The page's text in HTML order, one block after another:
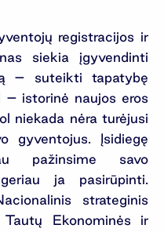
registracijos ir
siekia įgyvendinti
– suteikti tapatybę
– istorinė naujos eros
niekada nėra turėjusi
gyventojus. Įsidiegę
pažinsime savo
ja pasirūpinti.
strateginis
Ekonominės ir